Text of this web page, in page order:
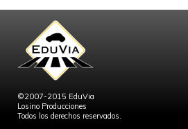
©2007-2015 EduVia
Losino Producciones
Todos los derechos reservados.